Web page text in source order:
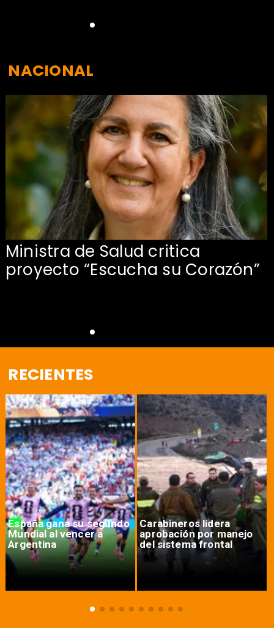
Ministra de Salud critica
proyecto “Escucha su Corazón”
NACIONAL
RECIENTES
España gana su segundo
Mundial al vencer a
Argentina
Carabineros lidera
aprobación por manejo
del sistema frontal